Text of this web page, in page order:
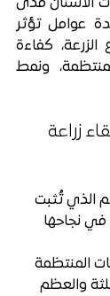
زراعة
الذي تُثبت
في نجاحها
المنتظمة
والعظم